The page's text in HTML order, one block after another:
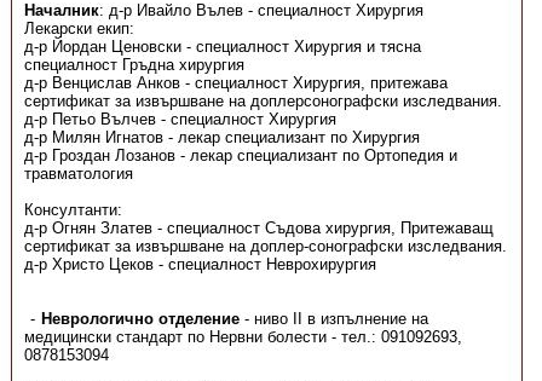
Началник: д-р Ивайло Вълев - специалност Хирургия
Лекарски екип:
д-р Йордан Ценовски - специалност Хирургия и тясна
специалност Гръдна хирургия
д-р Венцислав Анков - специалност Хирургия, притежава
сертификат за извършване на доплерсонографски изследвания.
д-р Петьо Вълчев - специалност Хирургия
д-р Милян Игнатов - лекар специализант по Хирургия
д-р Гроздан Лозанов - лекар специализант по Ортопедия и
травматология
Консултанти:
д-р Огнян Златев - специалност Съдова хирургия, Притежаващ
сертификат за извършване на доплер-сонографски изследвания.
д-р Христо Цеков - специалност Неврохирургия
Неврологично отделение- ниво ІІ в изпълнение на
медицински стандарт по Нервни болести - тел.: 091092693,
0878153094